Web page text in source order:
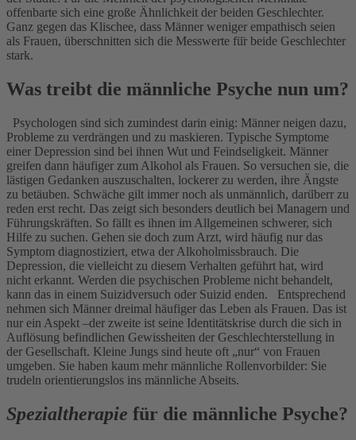
offenbarte sich eine große Ähnlichkeit der beiden Geschlechter.
Ganz gegen das Klischee, dass Männer weniger empathisch seien
als Frauen, überschnitten sich die Messwerte fü̈r beide Geschlechter
stark.
Was treibt die männliche Psyche nun um?
Psychologen sind sich zumindest darin einig: Männer neigen dazu,
Probleme zu verdrängen und zu maskieren. Typische Symptome
einer Depression sind bei ihnen Wut und Feindseligkeit. Männer
greifen dann häufiger zum Alkohol als Frauen. So versuchen sie, die
lästigen Gedanken auszuschalten, lockerer zu werden, ihre Ängste
zu betäuben. Schwäche gilt immer noch als unmännlich, darü̈berr zu
reden erst recht. Das zeigt sich besonders deutlich bei Managern und
Führungskräften. So fällt es ihnen im Allgemeinen schwerer, sich
Hilfe zu suchen. Gehen sie doch zum Arzt, wird häufig nur das
Symptom diagnostiziert, etwa der Alkoholmissbrauch. Die
Depression, die vielleicht zu diesem Verhalten geführt hat, wird
nicht erkannt. Werden die psychischen Probleme nicht behandelt,
kann das in einem Suizidversuch oder Suizid enden. Entsprechend
nehmen sich Männer dreimal häufiger das Leben als Frauen. Das ist
nur ein Aspekt –der zweite ist seine Identitätskrise durch die sich in
Auflösung befindlichen Gewissheiten der Geschlechterstellung in
der Gesellschaft. Kleine Jungs sind heute oft „nur“ von Frauen
umgeben. Sie haben kaum mehr männliche Rollenvorbilder: Sie
trudeln orientierungslos ins männliche Abseits.
Spezialtherapie für die männliche Psyche?